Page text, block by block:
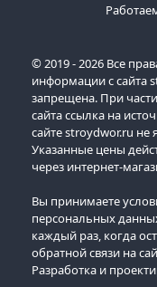
© 2019 - 2026 Все
информации с сайта
запрещена. При
сайта ссылка на
сайте stroydwor.ru не
Указанные цены
через интернет-
Вы принимаете
персональных
каждый раз, когда
обратной связи на
Разработка и